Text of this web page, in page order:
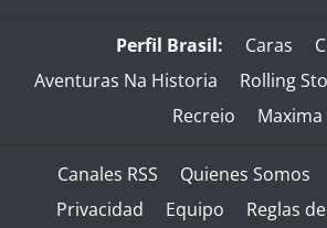
Perfil Brasil: Caras
Aventuras Na Historia
Rolling
Recreio
Maxima
Canales RSS Quienes Somos
Privacidad
Equipo
Reglas